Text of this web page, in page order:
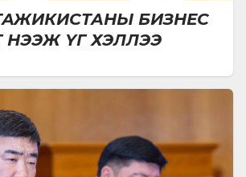
БИЗНЕС
ҮГ ХЭЛЛЭЭ